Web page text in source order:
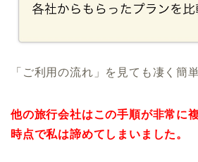
「ご利用の流れ」を見ても凄く簡
他の旅行会社はこの手順が非常に
時点で私は諦めてしまいました。